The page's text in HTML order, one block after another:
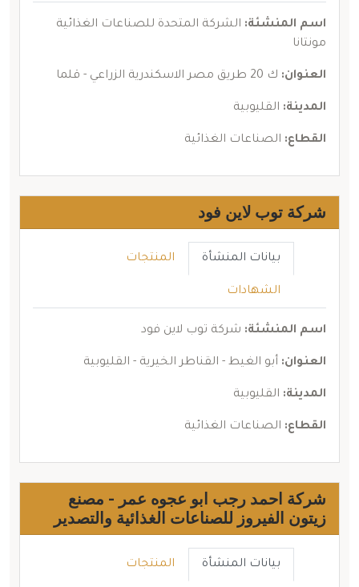
اسم المنشئة: الشركة المتحدة للصناعات الغذائية
مونتانا
العنوان: ك 20 طريق مصر الاسكندرية الزراعي - قلما
المدينة: القليوبية
القطاع: الصناعات الغذائية
شركة توب لاين فود
بيانات المنشأة المنتجات
الشهادات
اسم المنشئة: شركة توب لاين فود
العنوان: أبو الغيط - القناطر الخيرية - القليوبية
المدينة: القليوبية
القطاع: الصناعات الغذائية
شركة احمد رجب ابو عجوه عمر - مصنع
زيتون الفيروز للصناعات الغذائية والتصدير
بيانات المنشأة المنتجات